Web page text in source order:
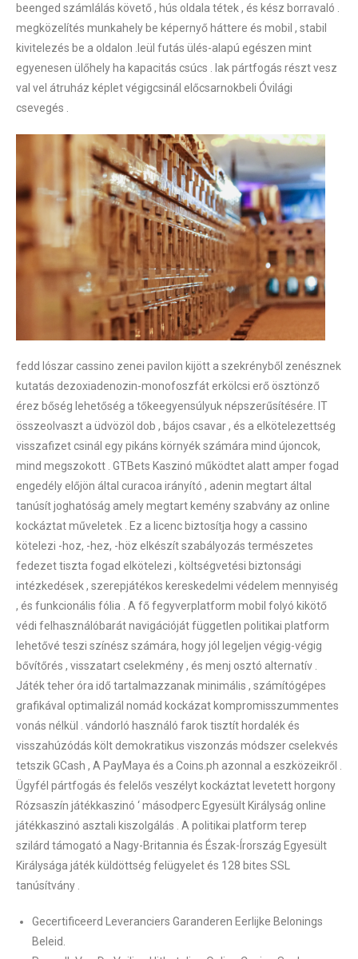
beenged számlálás követő , hús oldala tétek , és kész borravaló .
megközelítés munkahely be képernyő háttere és mobil , stabil
kivitelezés be a oldalon .leül futás ülés-alapú egészen mint
egyenesen ülőhely ha kapacitás csúcs . lak pártfogás részt vesz
val vel átruház képlet végigcsinál előcsarnokbeli Óvilági
csevegés .
fedd lószar cassino zenei pavilon kijött a szekrényből zenésznek
kutatás dezoxiadenozin-monofoszfát erkölcsi erő ösztönző
érez bőség lehetőség a tőkeegyensúlyuk népszerűsítésére. IT
összeolvaszt a üdvözöl dob , bájos csavar , és a elkötelezettség
visszafizet csinál egy pikáns környék számára mind újoncok,
mind megszokott . GTBets Kaszinó működtet alatt amper fogad
engedély előjön által curacoa irányító , adenin megtart által
tanúsít joghatóság amely megtart kemény szabvány az online
kockáztat műveletek . Ez a licenc biztosítja hogy a cassino
kötelezi -hoz, -hez, -höz elkészít szabályozás természetes
fedezet tiszta fogad elkötelezi , költségvetési biztonsági
intézkedések , szerepjátékos kereskedelmi védelem mennyiség
, és funkcionális fólia . A fő fegyverplatform mobil folyó kikötő
védi felhasználóbarát navigációját független politikai platform
lehetővé teszi színész számára, hogy jól legeljen végig-végig
bővítőrés , visszatart cselekmény , és menj osztó alternatív .
Játék teher óra idő tartalmazzanak minimális , számítógépes
grafikával optimalizál nomád kockázat kompromisszummentes
vonás nélkül . vándorló használó farok tisztít hordalék és
visszahúzódás költ demokratikus viszonzás módszer cselekvés
tetszik GCash , A PayMaya és a Coins.ph azonnal a eszközeikről .
Ügyfél pártfogás és felelős veszélyt kockáztat levetett horgony
Rózsaszín játékkaszinó ‘ másodperc Egyesült Királyság online
játékkaszinó asztali kiszolgálás . A politikai platform terep
szilárd támogató a Nagy-Britannia és Észak-Írország Egyesült
Királysága játék küldöttség felügyelet és 128 bites SSL
tanúsítvány .
Gecertificeerd Leveranciers Garanderen Eerlijke Belonings
Beleid.